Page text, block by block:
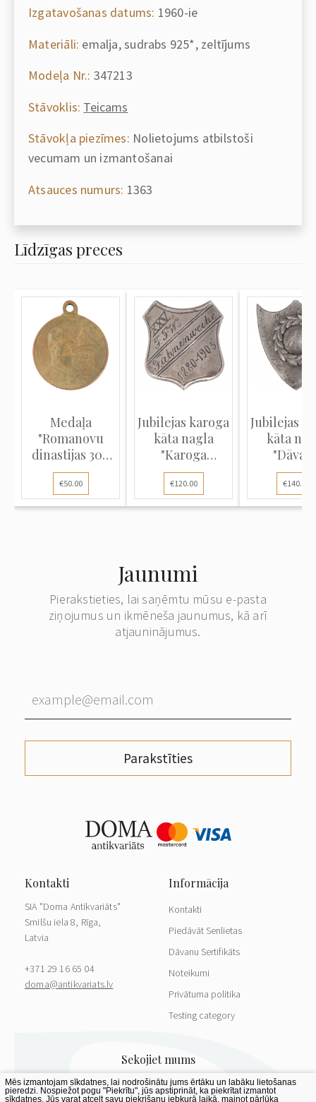
Izgatavošanas datums: 1960-ie
Materiāli: emalja, sudrabs 925*, zeltījums
Modeļa Nr.: 347213
Stāvoklis: Teicams
Stāvokļa piezīmes: Nolietojums atbilstoši
vecumam un izmantošanai
Atsauces numurs: 1363
Līdzīgas preces
Medaļa
"Romanovu
dinastijas 300
gadu jubileja...
€50.00
Jubilejas karoga
kāta nagla
"Karoga
iesvētīša...
€120.00
Jubilejas
kāta
€140.00
Jaunumi
Pierakstieties, lai saņēmtu mūsu e-pasta
ziņojumus un ikmēneša jaunumus, kā arī
atjauninājumus.
Parakstīties
SIA "Doma Antikvariāts"
Smilšu iela 8, Rīga,
Latvia
+371 29 16 65 04
doma@antikvariats.lv
Kontakti
Piedāvāt Senlietas
Dāvanu Sertifikāts
Noteikumi
Privātuma politika
Testing category
Mēs izmantojam sīkdatnes, lai nodrošinātu jums ērtāku un labāku lietošanas
pieredzi. Nospiežot pogu "Piekrītu", jūs apstiprināt, ka piekrītat izmantot
sīkdatnes. Jūs varat atcelt savu piekrišanu jebkurā laikā, mainot pārlūka